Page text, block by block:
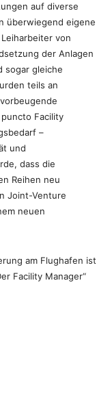
auf diverse
überwiegend eigene
von
der Anlagen
sogar gleiche
teils an
Facility
–
und
dass die
Reihen neu
Joint-Venture
neuen
am Flughafen ist
Facility Manager“